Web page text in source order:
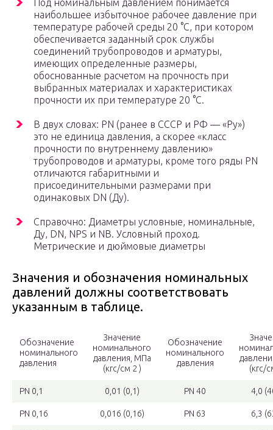
Под номинальным давлением понимается
наибольшее избыточное рабочее давление при
температуре рабочей среды 20 °С, при котором
обеспечивается заданный срок службы
соединений трубопроводов и арматуры,
имеющих определенные размеры,
обоснованные расчетом на прочность при
выбранных материалах и характеристиках
прочности их при температуре 20 °С.
В двух словах: PN (ранее в СССР и РФ — «Ру»)
это не единица давления, а скорее «класс
прочности по внутреннему давлению»
трубопроводов и арматуры, кроме того ряды PN
отличаются габаритными и
присоединительными размерами при
одинаковых DN (Ду).
Справочно: Диаметры условные, номинальные,
Ду, DN, NPS и NB. Условный проход.
Метрические и дюймовые диаметры
Значения и обозначения номинальных
давлений должны соответствовать
указанным в таблице.
Обозначение
номинального
давления
Значение
номинального
давления, МПа
(кгс/см 2 )
Обозначение
номинального
давления
(кгс/
PN 0,1 0,01 (0,1) PN 40 4,0
PN 0,16 0,016 (0,16) PN 63 6,3